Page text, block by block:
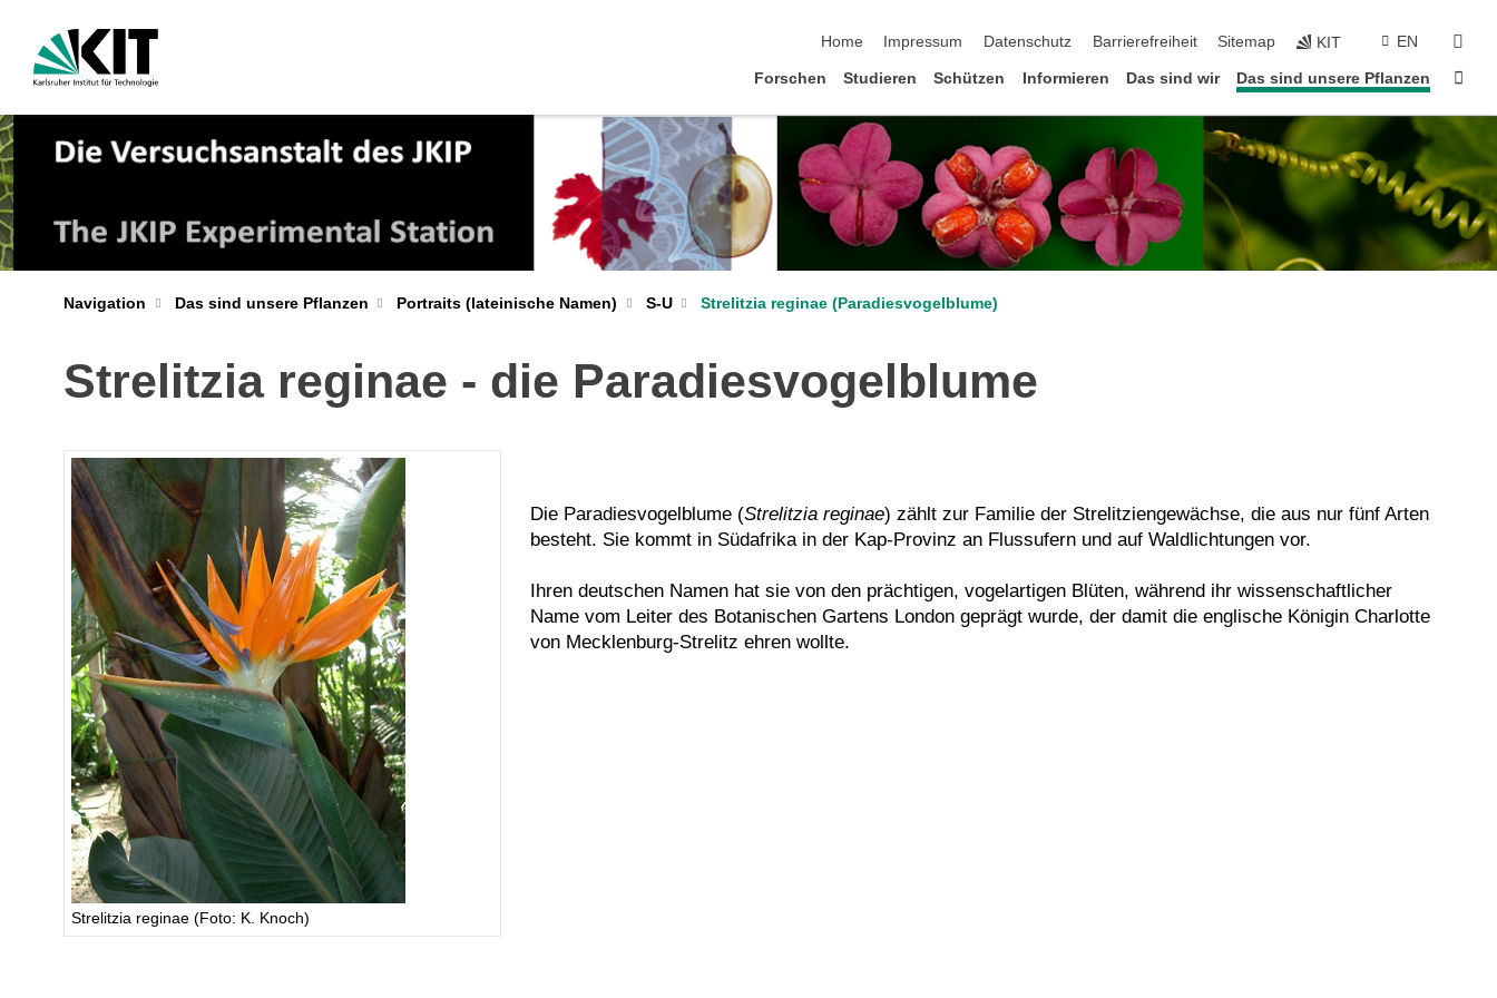
Home
Impressum Datenschutz Barrierefreiheit Sitemap KIT EN
Forschen Studieren Schützen Informieren Das sind wir Das sind unsere Pflanzen
Navigation Das sind unsere Pflanzen Portraits (lateinische Namen) S-U Strelitzia reginae (Paradiesvogelblume)
Strelitzia reginae - die Paradiesvogelblume
Strelitzia reginae (Foto: K. Knoch)
Die Paradiesvogelblume (Strelitzia reginae) zählt zur Familie der Strelitziengewächse, die aus nur fünf Arten
besteht. Sie kommt in Südafrika in der Kap-Provinz an Flussufern und auf Waldlichtungen vor.
Ihren deutschen Namen hat sie von den prächtigen, vogelartigen Blüten, während ihr wissenschaftlicher
Name vom Leiter des Botanischen Gartens London geprägt wurde, der damit die englische Königin Charlotte
von Mecklenburg-Strelitz ehren wollte.